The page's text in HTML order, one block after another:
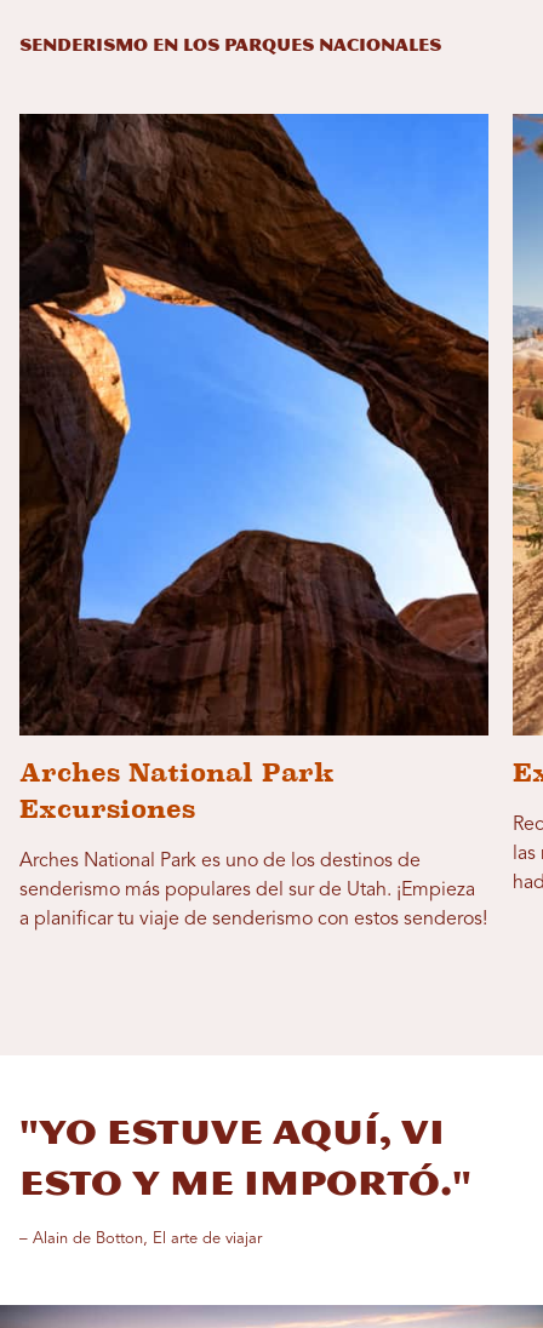
SENDERISMO EN LOS PARQUES NACIONALES
Arches National Park
Excursiones
Arches National Park es uno de los destinos de
senderismo más populares del sur de Utah. ¡Empieza
a planificar tu viaje de senderismo con estos senderos!
las
"Yo estuve aquí, vi
esto y me importó."
– Alain de Botton, El arte de viajar